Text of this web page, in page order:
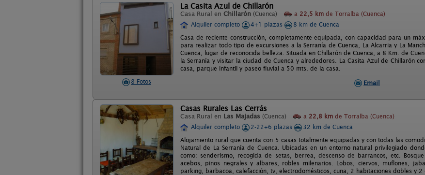
8 Fotos
La Casita Azul de Chillarón
Casa Rural en Chillarón (Cuenca) a 22,5 km de Torralba (Cuenca)
Alquiler completo
4+1 plazas
8 km de Cuenca
Casa de reciente construcción, completamente equipada, con capacidad para un
para realizar todo tipo de excursiones a la Serranía de Cuenca, La Alcarria y La
Cuenca, lugar de reconocida belleza. Situada en Chillarón de Cuenca, a 8 Km. de
la Serranía y visitar la ciudad de Cuenca y alrededores. La Casita Azul de Chillarón
casa, parque infantil y paseo fluvial a 50 mts. de la casa.
Email
Casas Rurales Las Cerrás
Casa Rural en Las Majadas (Cuenca) a 22,8 km de Torralba (Cuenca)
Alquiler completo
2-22+6 plazas
32 km de Cuenca
Alojamiento rural que cuenta con 5 casas totalmente equipadas y con todas las
Natural de La Serranía de Cuenca. Ubicadas en un entorno natural privilegiado
como: senderismo, recogida de setas, berrea, descenso de barrancos, etc.
acebos, pinos negrales y albares, robles milenarios. Lobos, ciervos, muflones,
parking, barbacoa, calefacción, tv, electrodomésticos, cuna, 2 habitaciones dobles y 2